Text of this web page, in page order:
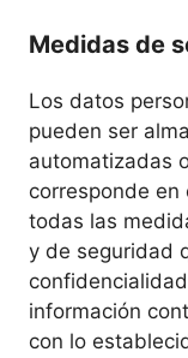
Medidas de
Los datos
pueden ser
automatizadas
corresponde en
todas las
y de seguridad
información
con lo